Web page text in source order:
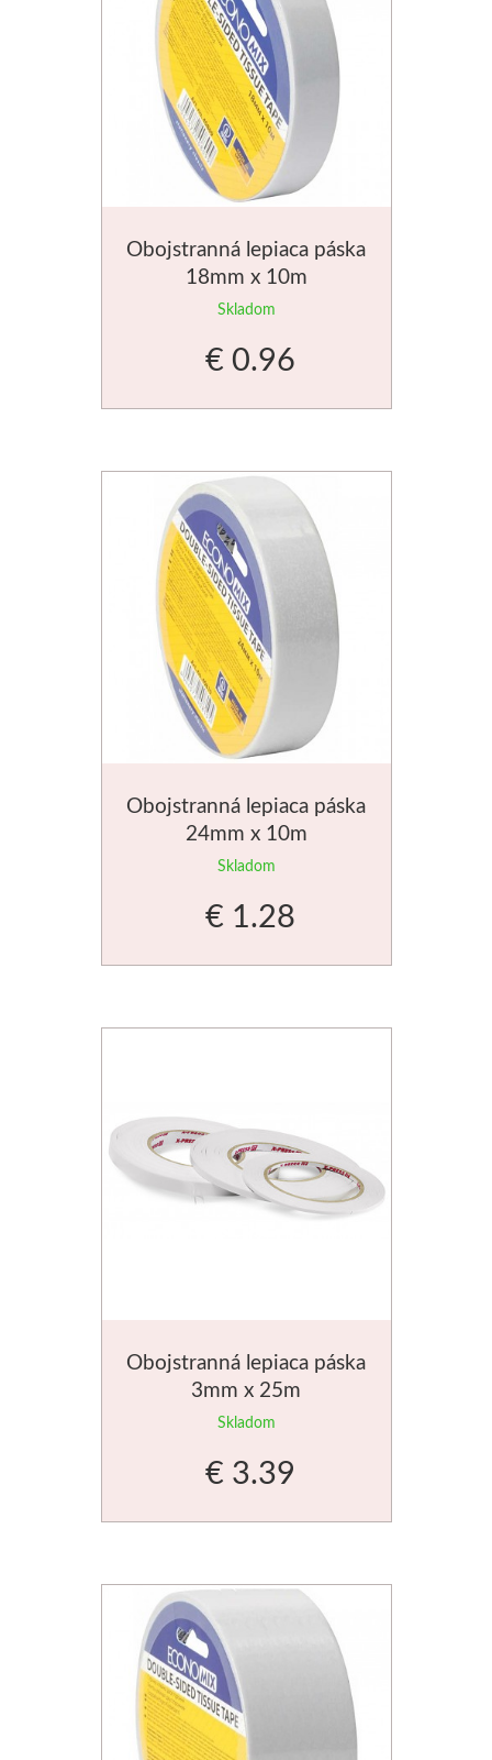
Obojstranná lepiaca páska
18mm x 10m
Skladom
€ 0.96
Obojstranná lepiaca páska
24mm x 10m
Skladom
€ 1.28
Obojstranná lepiaca páska
3mm x 25m
Skladom
€ 3.39